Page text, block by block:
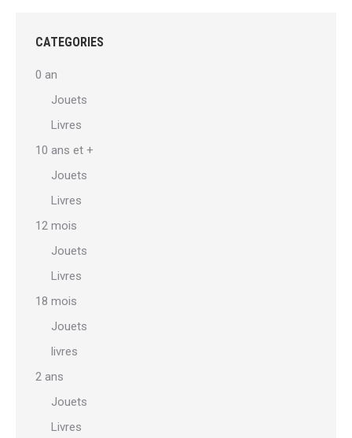
CATEGORIES
0 an
Jouets
Livres
10 ans et +
Jouets
Livres
12 mois
Jouets
Livres
18 mois
Jouets
livres
2 ans
Jouets
Livres